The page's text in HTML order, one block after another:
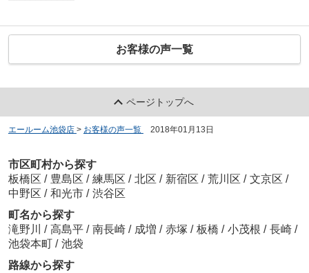
お客様の声一覧
ページトップへ
エールーム池袋店 > お客様の声一覧 2018年01月13日
市区町村から探す
板橋区 / 豊島区 / 練馬区 / 北区 / 新宿区 / 荒川区 / 文京区 /
中野区 / 和光市 / 渋谷区
町名から探す
滝野川 / 高島平 / 南長崎 / 成増 / 赤塚 / 板橋 / 小茂根 / 長崎 /
池袋本町 / 池袋
路線から探す